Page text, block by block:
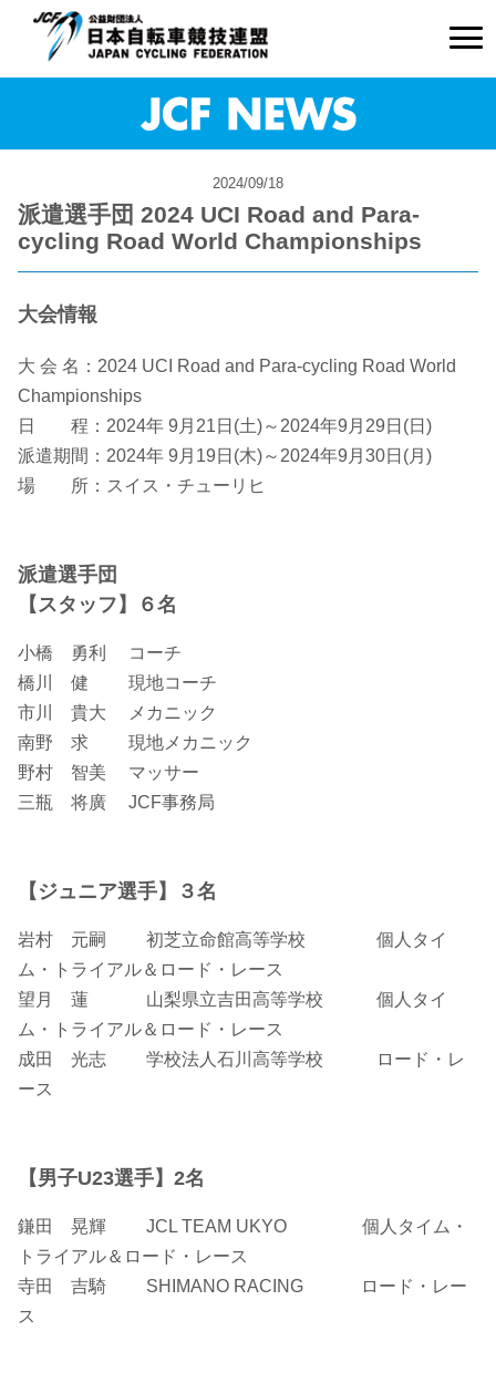
2024/09/18
派遣選手団 2024 UCI Road and Para-
cycling Road World Championships
大会情報
大 会 名：2024 UCI Road and Para-cycling Road World
Championships
日 程：2024年 9月21日(土)～2024年9月29日(日)
派遣期間：2024年 9月19日(木)～2024年9月30日(月)
場 所：スイス・チューリヒ
派遣選手団
【スタッフ】６名
小橋 勇利 コーチ
橋川 健 現地コーチ
市川 貴大 メカニック
南野 求 現地メカニック
野村 智美 マッサー
三瓶 将廣 JCF事務局
【ジュニア選手】３名
岩村 元嗣 初芝立命館高等学校 個人タイ
ム・トライアル＆ロード・レース
望月 蓮 山梨県立吉田高等学校 個人タイ
ム・トライアル＆ロード・レース
成田 光志 学校法人石川高等学校 ロード・レ
ース
【男子U23選手】2名
鎌田 晃輝 JCL TEAM UKYO 個人タイム・
トライアル＆ロード・レース
寺田 吉騎 SHIMANO RACING ロード・レー
ス